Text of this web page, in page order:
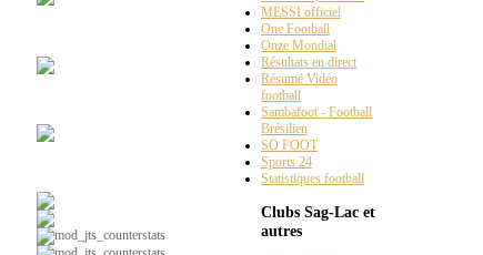
MESSI officiel
One Football
Onze Mondial
Résultats en direct
Résumé Vidéo
football
Sambafoot - Football
Brésilien
SO FOOT
Sports 24
Statistiques football
Clubs Sag-Lac et
autres